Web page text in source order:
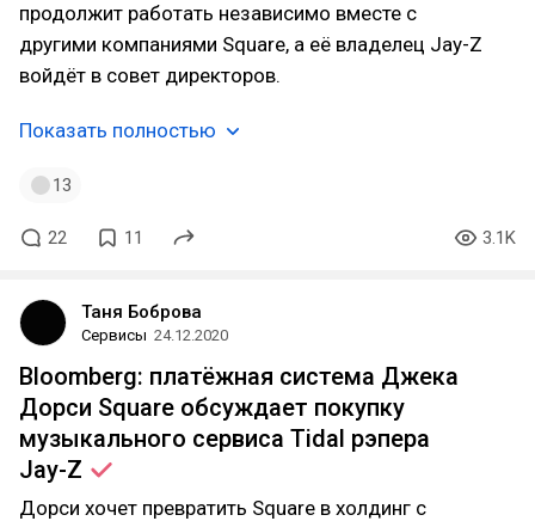
продолжит работать независимо вместе с
другими компаниями Square, а её владелец Jay-Z
войдёт в совет директоров.
Показать полностью
13
22 11 3.1K
Таня Боброва
Сервисы 24.12.2020
Bloomberg: платёжная система Джека
Дорси Square обсуждает покупку
музыкального сервиса Tidal рэпера
Jay-Z
Дорси хочет превратить Square в холдинг с